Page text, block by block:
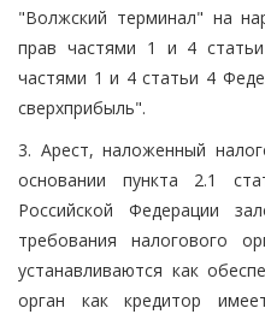
"Волжский терминал" на
прав частями 1 и 4
частями 1 и 4 статьи 4
сверхприбыль".
3. Арест, наложенный
основании пункта 2.1
Российской Федерации
требования налогового
устанавливаются как
орган как кредитор